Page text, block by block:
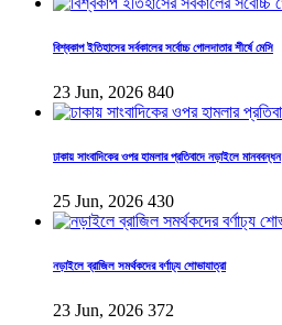
বিশ্বকাপ ইতিহাসের সর্বকালের সর্বোচ্চ গোলদাতার শীর্ষে মেসি
23 Jun, 2026 840
ঢাকায় সাংবাদিকের ওপর হামলার প্রতিবাদে নড়াইলে মানববন্ধন
25 Jun, 2026 430
নড়াইলে ব্রাজিল সমর্থকদের বর্ণাঢ্য শোভাযাত্রা
23 Jun, 2026 372